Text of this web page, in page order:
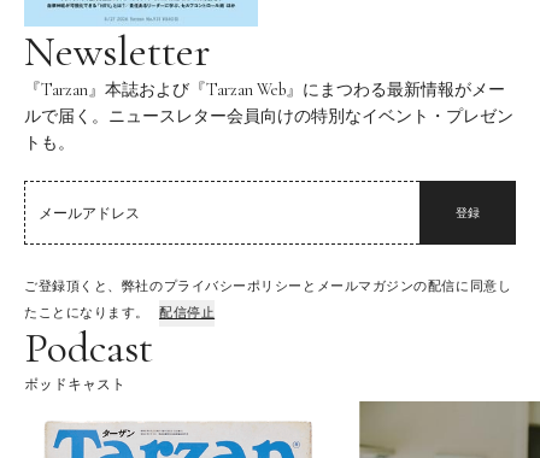
Newsletter
『Tarzan』本誌および『Tarzan Web』にまつわる最新情報がメー
ルで届く。ニュースレター会員向けの特別なイベント・プレゼン
トも。
登録
ご登録頂くと、弊社のプライバシーポリシーとメールマガジンの配信に同意し
たことになります。
配信停止
Podcast
ポッドキャスト